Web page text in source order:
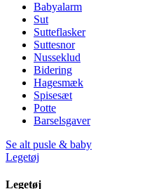
Babyalarm
Sut
Sutteflasker
Suttesnor
Nusseklud
Bidering
Hagesmæk
Spisesæt
Potte
Barselsgaver
Se alt pusle & baby
Legetøj
Legetøj